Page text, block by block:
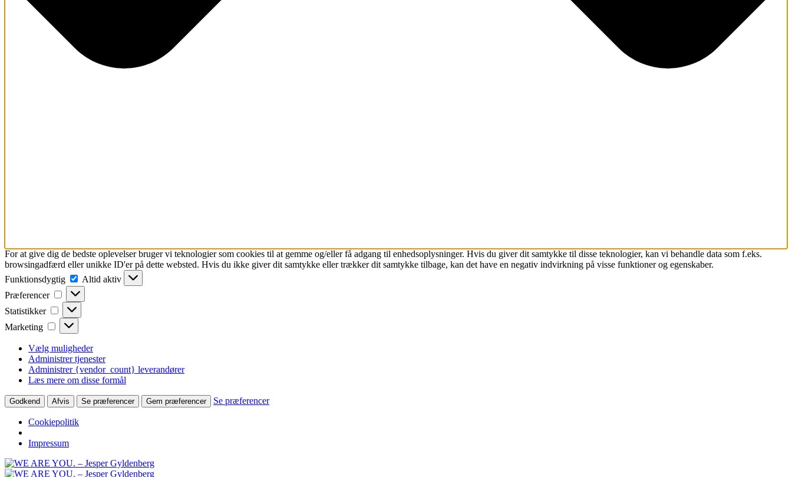
For at give dig de bedste oplevelser bruger vi teknologier som cookies til at gemme og/eller få adgang til enhedsoplysninger. Hvis du giver dit samtykke til disse teknologier, kan vi behandle data som f.eks.
browsingadfærd eller unikke ID'er på dette websted. Hvis du ikke giver dit samtykke eller trækker dit samtykke tilbage, kan det have en negativ indvirkning på visse funktioner og egenskaber.
Funktionsdygtig
Altid aktiv
Præferencer
Statistikker
Marketing
Vælg muligheder
Administrer tjenester
Administrer {vendor_count} leverandører
Læs mere om disse formål
Godkend Afvis Se præferencer Gem præferencer Se præferencer
Cookiepolitik
Impressum